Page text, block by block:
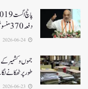
دفعہ 370منسوخی سے وژن مکمل ہوا۔ امت شاہ
جموں و کشمیر کے
طور پر ٹھکانے